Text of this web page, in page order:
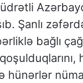
Şanlı
bağlı
hünərlər